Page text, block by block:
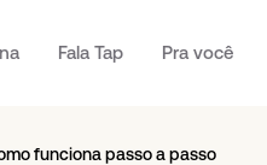
Fala Tap Pra você
funciona passo a passo